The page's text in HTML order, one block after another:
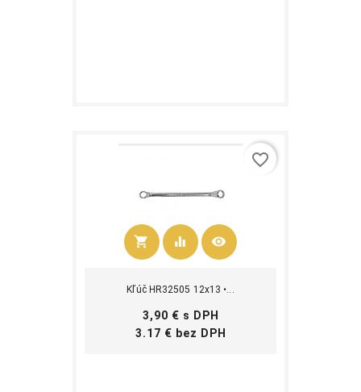
shopping_cart
Kúpiť
equalizer visibility
Kľúč HR32505 12x13 •...
Cena
3,90 € s DPH
3.17 € bez DPH
favorite_border